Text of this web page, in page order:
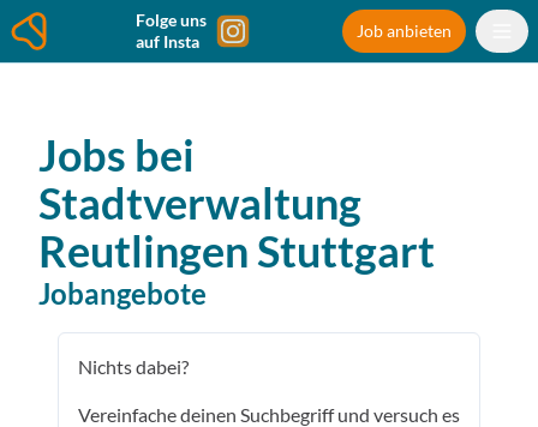
Folge uns
auf Insta
Job anbieten
Jobs bei
Stadtverwaltung
Reutlingen Stuttgart
Jobangebote
Nichts dabei?
Vereinfache deinen Suchbegriff und versuch es